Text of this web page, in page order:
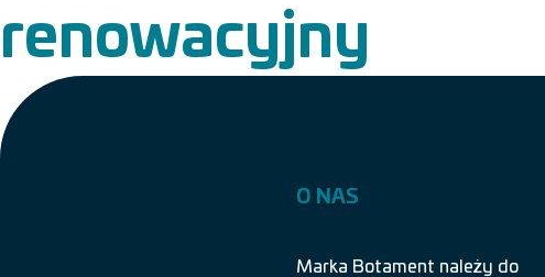
renowacyjny
O NAS
Marka Botament należy do